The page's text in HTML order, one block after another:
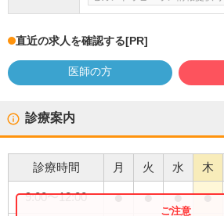
直近の求人を確認する[PR]
医師の方
診療案内
診療時間 月 火 水 木
9:00〜12:00 ● ● ● ●